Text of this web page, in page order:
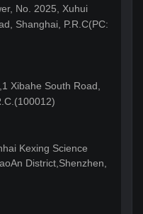
No. 2025, Xuhui
Shanghai, P.R.C(PC:
Xibahe South Road,
Kexing Science
District,Shenzhen,